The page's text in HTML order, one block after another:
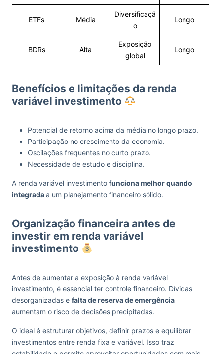
ETFs Média
Diversificaçã
o
Longo
BDRs Alta
Exposição
global
Longo
Benefícios e limitações da renda
variável investimento
Potencial de retorno acima da média no longo prazo.
Participação no crescimento da economia.
Oscilações frequentes no curto prazo.
Necessidade de estudo e disciplina.
A renda variável investimento funciona melhor quando
integradaa um planejamento financeiro sólido.
Organização financeira antes de
investir em renda variável
investimento
Antes de aumentar a exposição à renda variável
investimento, é essencial ter controle financeiro. Dívidas
desorganizadas e falta de reserva de emergência
aumentam o risco de decisões precipitadas.
O ideal é estruturar objetivos, definir prazos e equilibrar
investimentos entre renda fixa e variável. Isso traz